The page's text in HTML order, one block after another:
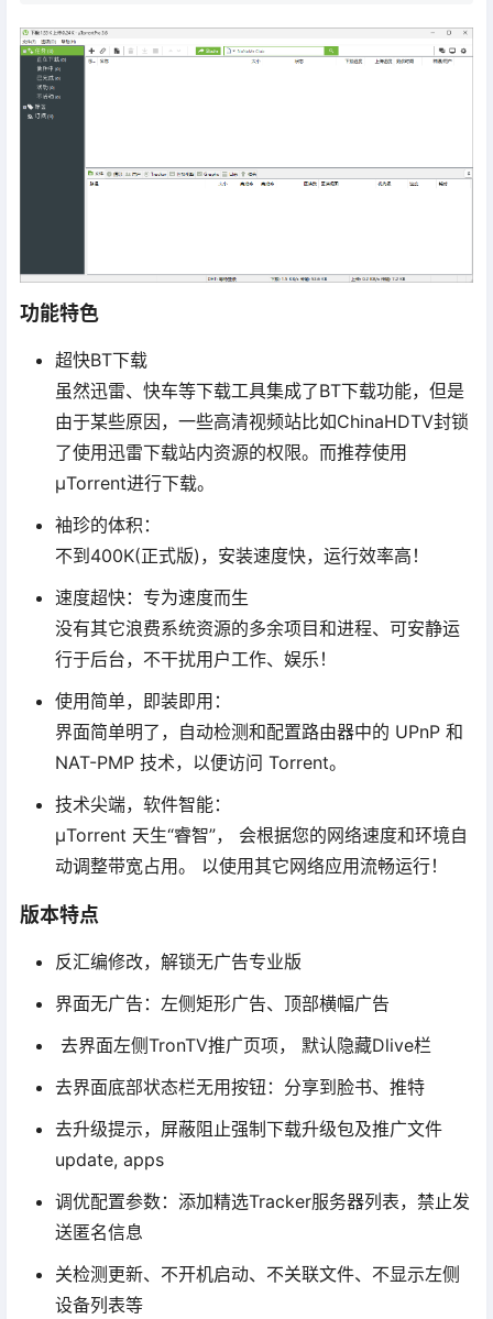
功能特色
超快BT下载
虽然迅雷、快车等下载工具集成了BT下载功能，但是
由于某些原因，一些高清视频站比如ChinaHDTV封锁
了使用迅雷下载站内资源的权限。而推荐使用
µTorrent进行下载。
袖珍的体积：
不到400K(正式版)，安装速度快，运行效率高！
速度超快：专为速度而生
没有其它浪费系统资源的多余项目和进程、可安静运
行于后台，不干扰用户工作、娱乐！
使用简单，即装即用：
界面简单明了，自动检测和配置路由器中的 UPnP 和
NAT-PMP 技术，以便访问 Torrent。
技术尖端，软件智能：
µTorrent 天生“睿智”， 会根据您的网络速度和环境自
动调整带宽占用。 以使用其它网络应用流畅运行！
版本特点
反汇编修改，解锁无广告专业版
界面无广告：左侧矩形广告、顶部横幅广告
去界面左侧TronTV推广页项， 默认隐藏Dlive栏
去界面底部状态栏无用按钮：分享到脸书、推特
去升级提示，屏蔽阻止强制下载升级包及推广文件
update, apps
调优配置参数：添加精选Tracker服务器列表，禁止发
送匿名信息
关检测更新、不开机启动、不关联文件、不显示左侧
设备列表等